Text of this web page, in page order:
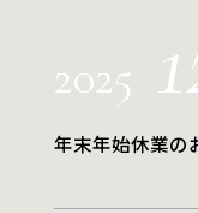
2025
年末年始休業の